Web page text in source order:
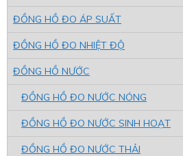
ĐỒNG HỒ ĐO ÁP SUẤT
ĐỒNG HỒ ĐO NHIỆT ĐỘ
ĐỒNG HỒ NƯỚC
ĐỒNG HỒ ĐO NƯỚC NÓNG
ĐỒNG HỒ ĐO NƯỚC SINH HOẠT
ĐỒNG HỒ ĐO NƯỚC THẢI